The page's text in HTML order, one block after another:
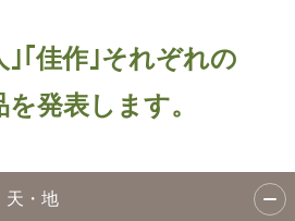
｣｢佳作｣それぞれの
を発表します。
天・地